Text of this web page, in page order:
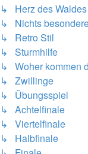
↳ Herz des Waldes
↳ Nichts
↳ Retro Stil
↳ Sturmhilfe
↳ Woher kommen
↳ Zwillinge
↳ Übungsspiel
↳ Achtelfinale
↳ Viertelfinale
↳ Halbfinale